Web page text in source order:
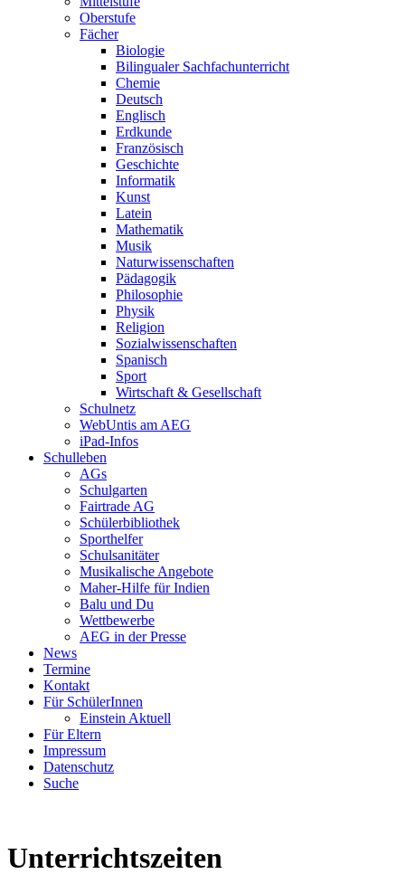
Oberstufe
Fächer
Biologie
Bilingualer Sachfachunterricht
Chemie
Deutsch
Englisch
Erdkunde
Französisch
Geschichte
Informatik
Kunst
Latein
Mathematik
Musik
Naturwissenschaften
Pädagogik
Philosophie
Physik
Religion
Sozialwissenschaften
Spanisch
Sport
Wirtschaft & Gesellschaft
Schulnetz
WebUntis am AEG
iPad-Infos
Schulleben
AGs
Schulgarten
Fairtrade AG
Schülerbibliothek
Sporthelfer
Schulsanitäter
Musikalische Angebote
Maher-Hilfe für Indien
Balu und Du
Wettbewerbe
AEG in der Presse
News
Termine
Kontakt
Für SchülerInnen
Einstein Aktuell
Für Eltern
Impressum
Datenschutz
Suche
Unterrichtszeiten